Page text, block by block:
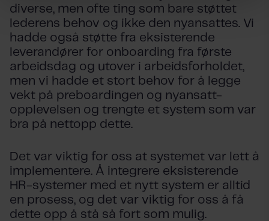
diverse, men ofte ting som bare støttet
lederens behov og ikke den nyansattes. Vi
hadde også støtte fra eksisterende
leverandører for onboarding fra første
arbeidsdag og utover i arbeidsforholdet,
men vi hadde et stort behov for å legge
vekt på preboardingen og nyansatt-
opplevelsen og trengte et system som var
bra på nettopp dette.
Det var viktig for oss at systemet var lett å
implementere. Å integrere eksisterende
HR-systemer med et nytt system er alltid
en prosess, og det var viktig for oss å få
dette opp å stå så fort som mulig.